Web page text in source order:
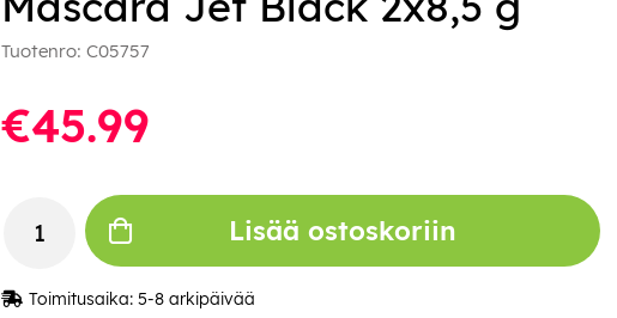
Tuotenro: C05757
€45.99
Lisää ostoskoriin
Toimitusaika: 5-8 arkipäivää